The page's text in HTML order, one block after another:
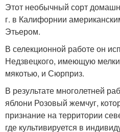
Этот необычный сорт
г. в Калифорнии
Этьером.
В селекционной работе он
Недзвецкого, имеющую
мякотью, и Сюрприз.
В результате многолетней
яблони Розовый жемчуг,
признание на территории
где культивируется в